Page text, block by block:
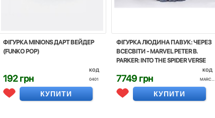
ФІГУРКА MINIONS ДАРТ ВЕЙДЕР
(FUNKO POP)
192 грн
код
0401
КУПИТИ
ФІГУРКА ЛЮДИНА ПАВУК: ЧЕРЕЗ
ВСЕСВІТИ - MARVEL PETER B.
PARKER: INTO THE SPIDER VERSE
7749 грн
код
MARC...
КУПИТИ